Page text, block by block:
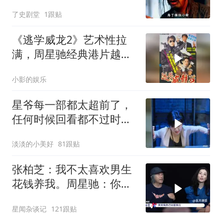
了史剧堂 1跟贴
《逃学威龙2》艺术性拉
满，周星驰经典港片越品
小影的娱乐
星爷每一部都太超前了，
任何时候回看都不过时，
淡淡的小美好 81跟贴
张柏芝：我不太喜欢男生
花钱养我。周星驰：你不
星闻杂谈记 121跟贴